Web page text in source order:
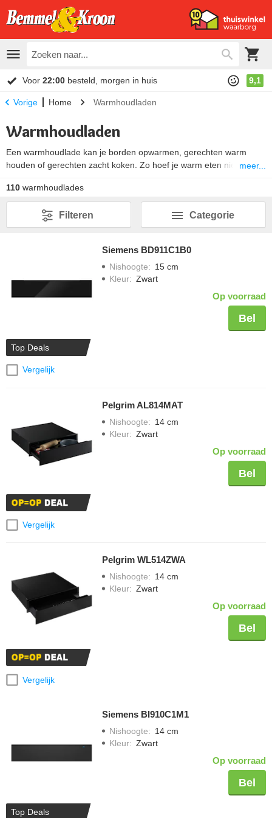
Voor 22:00 besteld, morgen in huis 9,1
Vorige Home Warmhoudladen
Warmhoudladen
Een warmhoudlade kan je borden opwarmen, gerechten warm
houden of gerechten zacht koken. Zo hoef je warm eten niet op
om langzaam eten mee te garen, ook wel slow cooking genoemd.
Een warmtelade is meestal instelbaar op verschillende
temperatuurstanden.
meer...
110 warmhoudlades
Categorie
Filteren
Top Deals
Vergelijk
Siemens BD911C1B0
Nishoogte: 15 cm
Kleur: Zwart
Op voorraad
Bel
Vergelijk
Pelgrim AL814MAT
Nishoogte: 14 cm
Kleur: Zwart
Op voorraad
Bel
Vergelijk
Pelgrim WL514ZWA
Nishoogte: 14 cm
Kleur: Zwart
Op voorraad
Bel
Top Deals
Siemens BI910C1M1
Nishoogte: 14 cm
Kleur: Zwart
Op voorraad
Bel